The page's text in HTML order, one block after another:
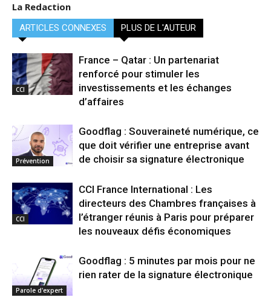
La Redaction
ARTICLES CONNEXES PLUS DE L'AUTEUR
CCI
France – Qatar : Un partenariat
renforcé pour stimuler les
investissements et les échanges
d’affaires
Prévention
Goodflag : Souveraineté numérique, ce
que doit vérifier une entreprise avant
de choisir sa signature électronique
CCI
CCI France International : Les
directeurs des Chambres françaises à
l’étranger réunis à Paris pour préparer
les nouveaux défis économiques
Parole d'expert
Goodflag : 5 minutes par mois pour ne
rien rater de la signature électronique